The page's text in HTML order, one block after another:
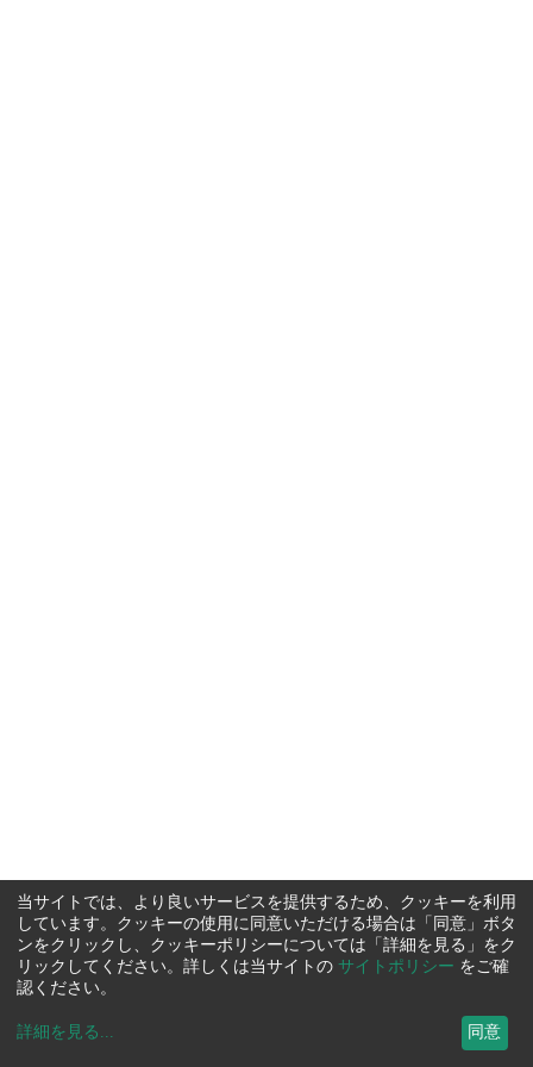
当サイトでは、より良いサービスを提供するため、クッキーを利用
しています。クッキーの使用に同意いただける場合は「同意」ボタ
ンをクリックし、クッキーポリシーについては「詳細を見る」をク
リックしてください。詳しくは当サイトの サイトポリシー をご確
認ください。
詳細を見る ... 同意